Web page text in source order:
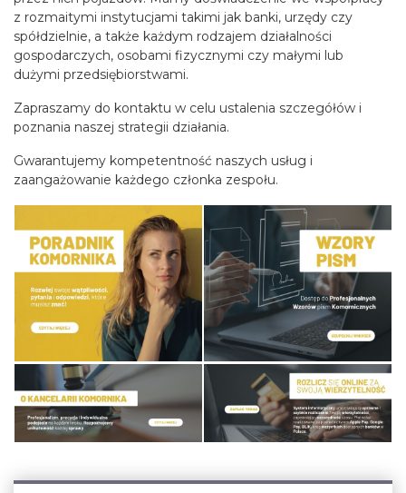
z rozmaitymi instytucjami takimi jak banki, urzędy czy
spółdzielnie, a także każdym rodzajem działalności
gospodarczych, osobami fizycznymi czy małymi lub
dużymi przedsiębiorstwami.
Zapraszamy do kontaktu w celu ustalenia szczegółów i
poznania naszej strategii działania.
Gwarantujemy kompetentność naszych usług i
zaangażowanie każdego członka zespołu.